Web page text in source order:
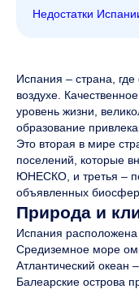
Недостатки
Испания – страна,
воздухе.
уровень жизни,
образование
Это вторая в мире
поселений, которые
ЮНЕСКО, и третья –
объявленных
Природа и
Испания
Средиземное море
Атлантический океан
Балеарские острова